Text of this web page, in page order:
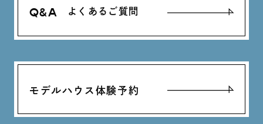
Q&A よくあるご質問
モデルハウス体験予約